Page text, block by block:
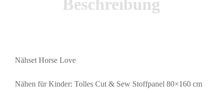
Beschreibung
Nähset Horse Love
Nähen für Kinder: Tolles Cut & Sew Stoffpanel 80×160 cm